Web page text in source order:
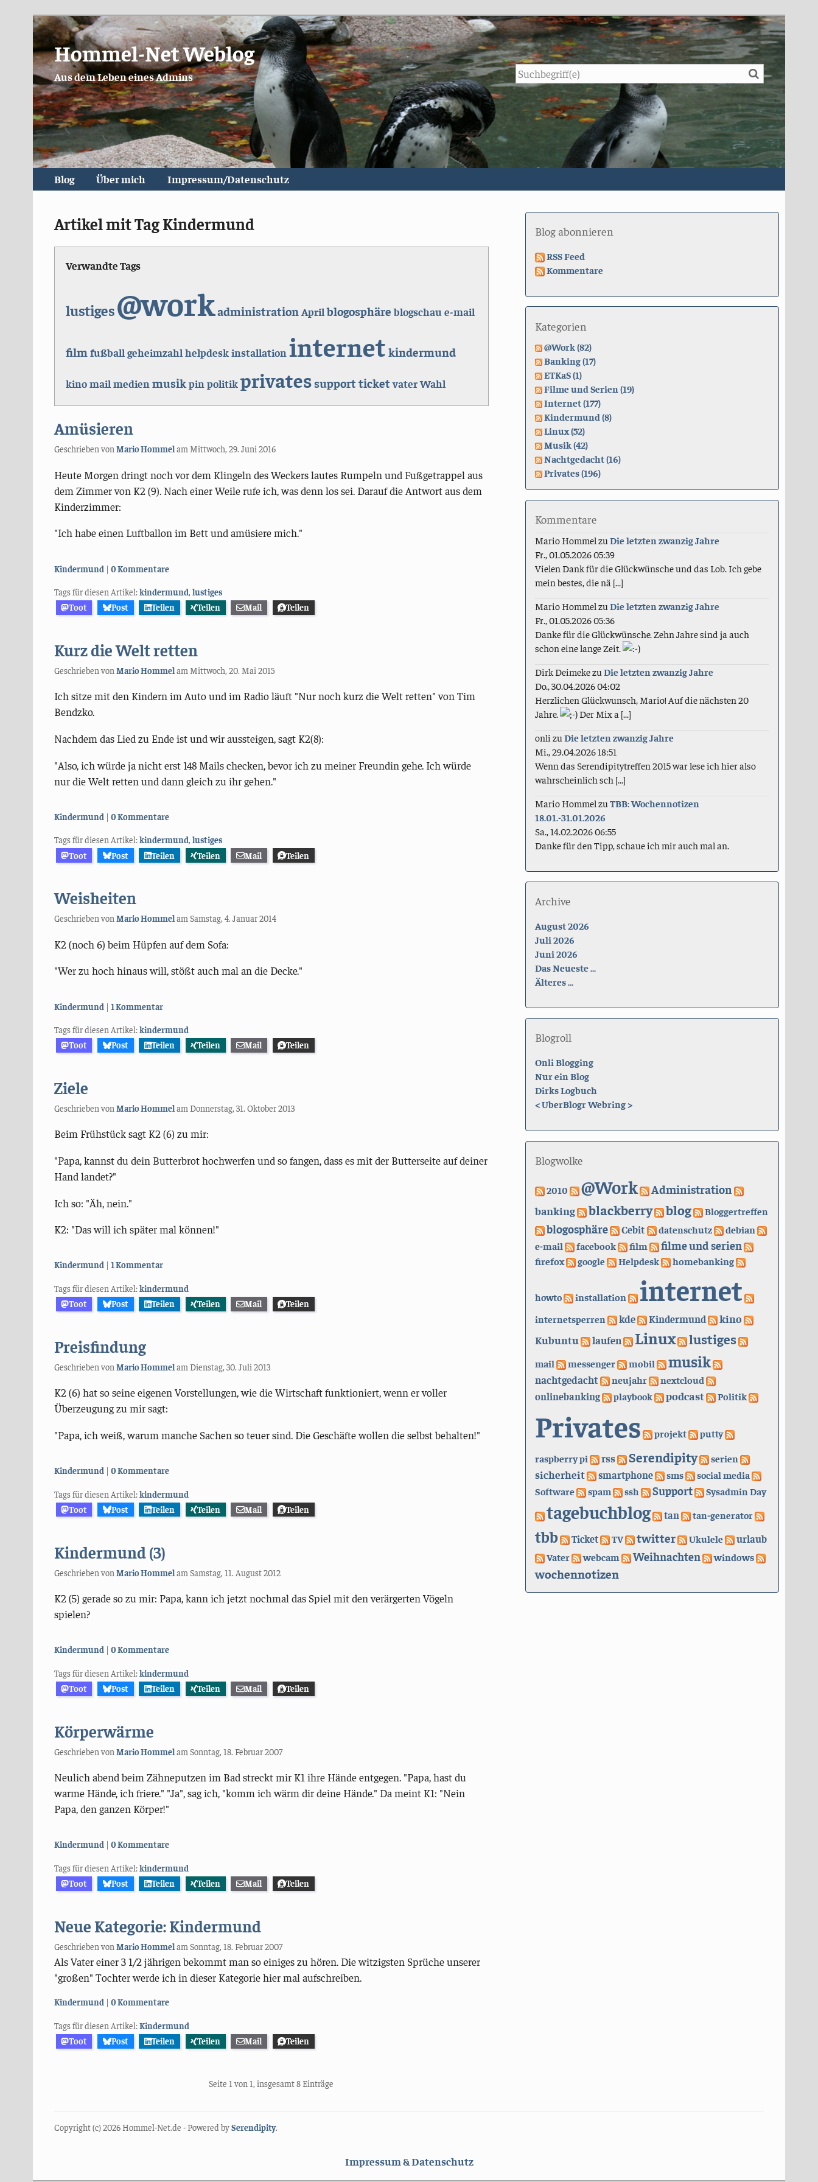
Hommel-Net Weblog
Aus dem Leben eines Admins Suche
Blog Über mich Impressum/Datenschutz
Artikel mit Tag Kindermund
Verwandte Tags
lustiges@workadministration April blogosphäre blogschau e-mail
film fußball geheimzahl helpdesk installation internet kindermund
kino mail medien musik pin politikprivatessupportticketvaterWahl
Amüsieren
Geschrieben von Mario Hommelam Mittwoch, 29. Juni 2016
Heute Morgen dringt noch vor dem Klingeln des Weckers lautes Rumpeln und Fußgetrappel aus
dem Zimmer von K2 (9). Nach einer Weile rufe ich, was denn los sei. Darauf die Antwort aus dem
Kinderzimmer:
"Ich habe einen Luftballon im Bett und amüsiere mich."
Kategorien:
Kindermund 0 Kommentare
Tags für diesen Artikel:kindermund, lustiges
Toot
Post Teilen Teilen Mail Teilen
Kurz die Welt retten
Geschrieben von Mario Hommelam Mittwoch, 20. Mai 2015
Ich sitze mit den Kindern im Auto und im Radio läuft "Nur noch kurz die Welt retten" von Tim
Bendzko.
Nachdem das Lied zu Ende ist und wir aussteigen, sagt K2(8):
"Also, ich würde ja nicht erst 148 Mails checken, bevor ich zu meiner Freundin gehe. Ich würde
nur die Welt retten und dann gleich zu ihr gehen."
Kategorien:
Kindermund 0 Kommentare
Tags für diesen Artikel:kindermund, lustiges
Toot
Post Teilen Teilen Mail Teilen
Weisheiten
Geschrieben von Mario Hommelam Samstag, 4. Januar 2014
K2 (noch 6) beim Hüpfen auf dem Sofa:
"Wer zu hoch hinaus will, stößt auch mal an die Decke."
Kategorien:
Kindermund 1 Kommentar
Tags für diesen Artikel:kindermund
Toot
Post Teilen Teilen Mail Teilen
Ziele
Geschrieben von Mario Hommelam Donnerstag, 31. Oktober 2013
Beim Frühstück sagt K2 (6) zu mir:
"Papa, kannst du dein Butterbrot hochwerfen und so fangen, dass es mit der Butterseite auf deiner
Hand landet?"
Ich so: "Äh, nein."
K2: "Das will ich später mal können!"
Kategorien:
Kindermund 1 Kommentar
Tags für diesen Artikel:kindermund
Toot
Post Teilen Teilen Mail Teilen
Preisfindung
Geschrieben von Mario Hommelam Dienstag, 30. Juli 2013
K2 (6) hat so seine eigenen Vorstellungen, wie die Wirtschaft funktioniert, wenn er voller
Überzeugung zu mir sagt:
"Papa, ich weiß, warum manche Sachen so teuer sind. Die Geschäfte wollen die selbst behalten!"
Kategorien:
Kindermund 0 Kommentare
Tags für diesen Artikel:kindermund
Toot
Post Teilen Teilen Mail Teilen
Kindermund (3)
Geschrieben von Mario Hommelam Samstag, 11. August 2012
K2 (5) gerade so zu mir: Papa, kann ich jetzt nochmal das Spiel mit den verärgerten Vögeln
spielen?
Kategorien:
Kindermund 0 Kommentare
Tags für diesen Artikel:kindermund
Toot
Post Teilen Teilen Mail Teilen
Körperwärme
Geschrieben von Mario Hommelam Sonntag, 18. Februar 2007
Neulich abend beim Zähneputzen im Bad streckt mir K1 ihre Hände entgegen. "Papa, hast du
warme Hände, ich friere." "Ja", sag ich, "komm ich wärm dir deine Hände." Da meint K1: "Nein
Papa, den ganzen Körper!"
Kategorien:
Kindermund 0 Kommentare
Tags für diesen Artikel:kindermund
Toot
Post Teilen Teilen Mail Teilen
Neue Kategorie: Kindermund
Geschrieben von Mario Hommelam Sonntag, 18. Februar 2007
Als Vater einer 3 1/2 jährigen bekommt man so einiges zu hören. Die witzigsten Sprüche unserer
"großen" Tochter werde ich in dieser Kategorie hier mal aufschreiben.
Kategorien:
Kindermund 0 Kommentare
Tags für diesen Artikel:Kindermund
Toot
Post Teilen Teilen Mail Teilen
Seite 1 von 1, insgesamt 8 Einträge
Blog abonnieren
RSS Feed
Kommentare
Kategorien
@Work (82)
Banking (17)
ETKaS (1)
Filme und Serien (19)
Internet (177)
Kindermund (8)
Linux (52)
Musik (42)
Nachtgedacht (16)
Privates (196)
Kommentare
Mario Hommel zuDie letzten zwanzig Jahre
Fr., 01.05.2026 05:39
Vielen Dank für die Glückwünsche und das Lob. Ich gebe
mein bestes, die nä [...]
Mario Hommel zuDie letzten zwanzig Jahre
Fr., 01.05.2026 05:36
Danke für die Glückwünsche. Zehn Jahre sind ja auch
schon eine lange Zeit.
Dirk DeimekezuDie letzten zwanzig Jahre
Do., 30.04.2026 04:02
Herzlichen Glückwunsch, Mario! Auf die nächsten 20
Jahre.
Der Mix a [...]
onli zuDie letzten zwanzig Jahre
Mi., 29.04.2026 18:51
Wenn das Serendipitytreffen 2015 war lese ich hier also
wahrscheinlich sch [...]
Mario Hommel zuTBB: Wochennotizen
18.01.-31.01.2026
Sa., 14.02.2026 06:55
Danke für den Tipp, schaue ich mir auch mal an.
Archive
August 2026
Juli 2026
Juni 2026
Das Neueste ...
Älteres ...
Blogroll
Onli Blogging
Nur ein Blog
Dirks Logbuch
<UberBlogr Webring>
Blogwolke
2010 @Work Administration
banking blackberry blog Bloggertreffen
blogosphäre Cebit datenschutz
debian
e-mail
facebook film filme und serien
firefox google Helpdesk homebanking
howto installation internet
internetsperren kde Kindermund
kino
Kubuntu
laufen Linux lustiges
mail messenger mobil musik
nachtgedacht neujahr nextcloud
onlinebanking playbook podcast Politik
Privates projekt putty
raspberry pi rss Serendipity serien
sicherheit smartphone sms
social media
Software
spam ssh Support Sysadmin Day
tagebuchblog tan tan-generator
tbb Ticket TV twitter Ukulele urlaub
Vater webcam Weihnachten windows
wochennotizen
Copyright (c) 2026 Hommel-Net.de - Powered bySerendipity.
Impressum & Datenschutz